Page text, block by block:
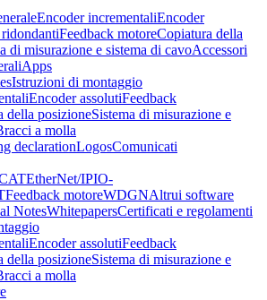
Encoder incrementaliEncoder
Feedback motoreCopiatura della
di misurazione e sistema di cavoAccessori
Apps
Istruzioni di montaggio
Encoder assolutiFeedback
della posizioneSistema di misurazione e
a molla
declarationLogosComunicati
EtherNet/IPIO-
Feedback motoreWDGNAltrui software
NotesWhitepapersCertificati e regolamenti
Encoder assolutiFeedback
della posizioneSistema di misurazione e
a molla